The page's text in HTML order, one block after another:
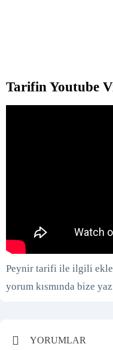
Tarifin Youtube
Peynir tarifi ile ilgili
yorum kısmında bize
YORUMLAR